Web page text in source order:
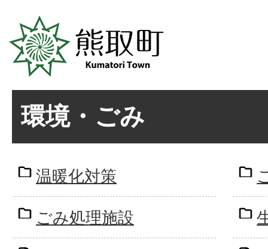
環境・ごみ
温暖化対策
ごみ処理施設